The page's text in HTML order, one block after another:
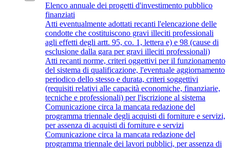
Elenco annuale dei progetti d'investimento pubblico
finanziati
Atti eventualmente adottati recanti l'elencazione delle
condotte che costituiscono gravi illeciti professionali
agli effetti degli artt. 95, co. 1, lettera e) e 98 (cause di
esclusione dalla gara per gravi illeciti professionali)
Atti recanti norme, criteri oggettivi per il funzionamento
del sistema di qualificazione, l'eventuale aggiornamento
periodico dello stesso e durata, criteri soggettivi
(requisiti relativi alle capacità economiche, finanziarie,
tecniche e professionali) per l'iscrizione al sistema
Comunicazione circa la mancata redazione del
programma triennale degli acquisti di forniture e servizi,
per assenza di acquisti di forniture e servizi
Comunicazione circa la mancata redazione del
programma triennale dei lavori pubblici, per assenza di